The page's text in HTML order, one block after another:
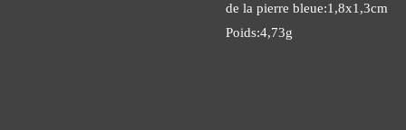
de la pierre bleue:1,8x1,3cm
Poids:4,73g